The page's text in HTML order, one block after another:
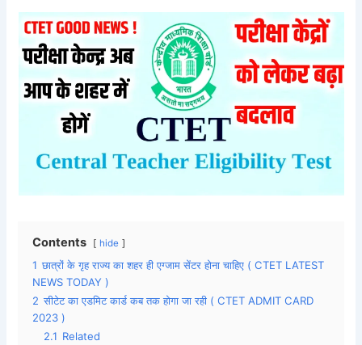
Contents hide
1 छात्रों के गृह राज्य का शहर ही एग्जाम सेंटर होना चाहिए ( CTET LATEST
NEWS TODAY )
2 सीटेट का एडमिट कार्ड कब तक होगा जा रही ( CTET ADMIT CARD
2023 )
2.1 Related